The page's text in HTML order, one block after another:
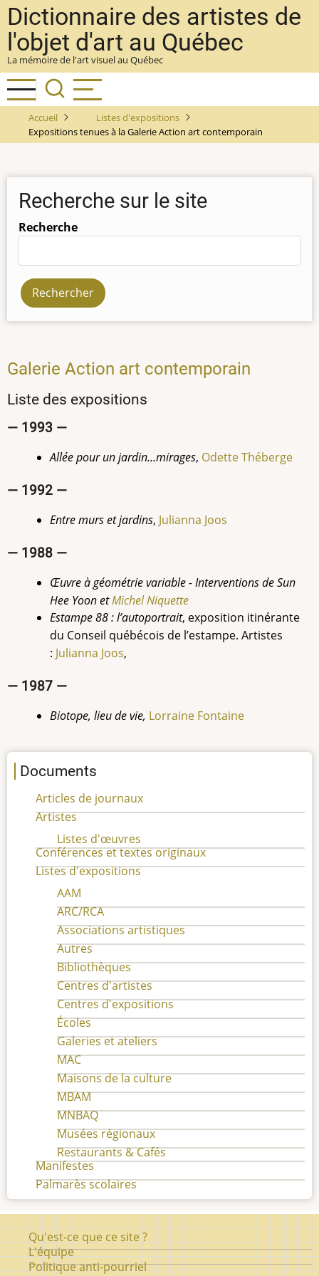
Aller
au
contenu
principal
Dictionnaire des artistes de
l'objet d'art au Québec
La mémoire de l'art visuel au Québec
Accueil
Listes d'expositions
Expositions tenues à la Galerie Action art contemporain
Recherche sur le site
Recherche
Galerie Action art contemporain
Liste des expositions
— 1993 —
Allée pour un jardin...mirages, Odette Théberge
— 1992 —
Entre murs et jardins, Julianna Joos
— 1988 —
Œuvre à géométrie variable - Interventions de Sun
Hee Yoon etMichel Niquette
Estampe 88 : l’autoportrait, exposition itinérante
du Conseil québécois de l’estampe. Artistes
: Julianna Joos,
— 1987 —
Biotope, lieu de vie, Lorraine Fontaine
Documents
Articles de journaux
Artistes
Listes d'œuvres
Conférences et textes originaux
Listes d'expositions
AAM
ARC/RCA
Associations artistiques
Autres
Bibliothèques
Centres d'artistes
Centres d'expositions
Écoles
Galeries et ateliers
MAC
Maisons de la culture
MBAM
MNBAQ
Musées régionaux
Restaurants & Cafés
Manifestes
Palmarès scolaires
Pied
de
page
Qu'est-ce que ce site ?
L'équipe
Politique anti-pourriel